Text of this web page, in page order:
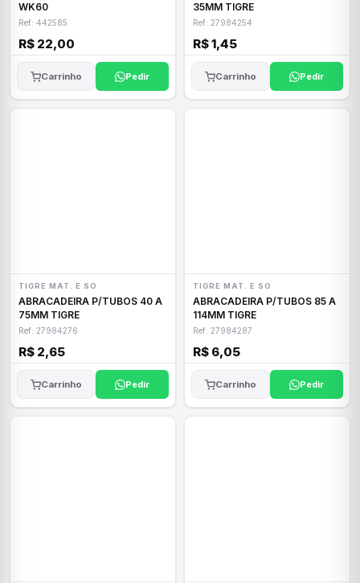
WK60
Ref: 442585
R$ 22,00
Carrinho Pedir
35MM TIGRE
Ref: 27984254
R$ 1,45
Carrinho Pedir
TIGRE MAT. E SO
ABRACADEIRA P/TUBOS 40 A
75MM TIGRE
Ref: 27984276
R$ 2,65
Carrinho Pedir
TIGRE MAT. E SO
ABRACADEIRA P/TUBOS 85 A
114MM TIGRE
Ref: 27984287
R$ 6,05
Carrinho Pedir